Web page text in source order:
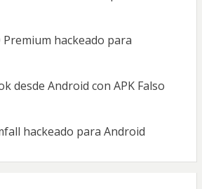
Premium hackeado para
desde Android con APK Falso
hackeado para Android